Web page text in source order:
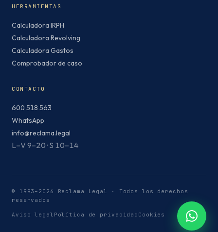
HERRAMIENTAS
Calculadora IRPH
Calculadora Revolving
Calculadora Gastos
Comprobador de caso
CONTACTO
600 518 563
WhatsApp
info@reclama.legal
L–V 9–20 · S 10–14
© 1993–2026 Reclama Legal · Todos los derechos
reservados
Aviso legal Política de privacidad Cookies